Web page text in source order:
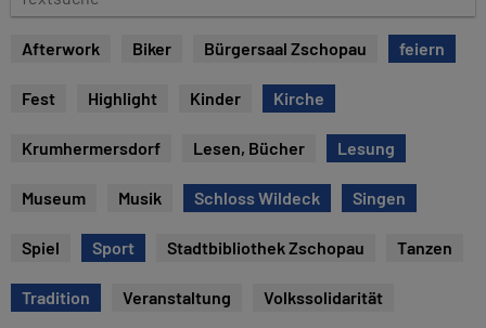
e
Afterwork Biker Bürgersaal Zschopau feiern
Fest Highlight Kinder Kirche
Krumhermersdorf Lesen, Bücher Lesung
Museum Musik Schloss Wildeck Singen
Spiel Sport Stadtbibliothek Zschopau Tanzen
Tradition Veranstaltung Volkssolidarität